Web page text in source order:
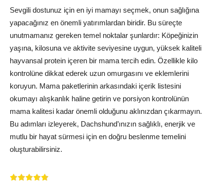
Sevgili dostunuz için en iyi mamayı seçmek, onun sağlığına
yapacağınız en önemli yatırımlardan biridir. Bu süreçte
unutmamanız gereken temel noktalar şunlardır: Köpeğinizin
yaşına, kilosuna ve aktivite seviyesine uygun, yüksek kaliteli
hayvansal protein içeren bir mama tercih edin. Özellikle kilo
kontrolüne dikkat ederek uzun omurgasını ve eklemlerini
koruyun. Mama paketlerinin arkasındaki içerik listesini
okumayı alışkanlık haline getirin ve porsiyon kontrolünün
mama kalitesi kadar önemli olduğunu aklınızdan çıkarmayın.
Bu adımları izleyerek, Dachshund’ınızın sağlıklı, enerjik ve
mutlu bir hayat sürmesi için en doğru beslenme temelini
oluşturabilirsiniz.